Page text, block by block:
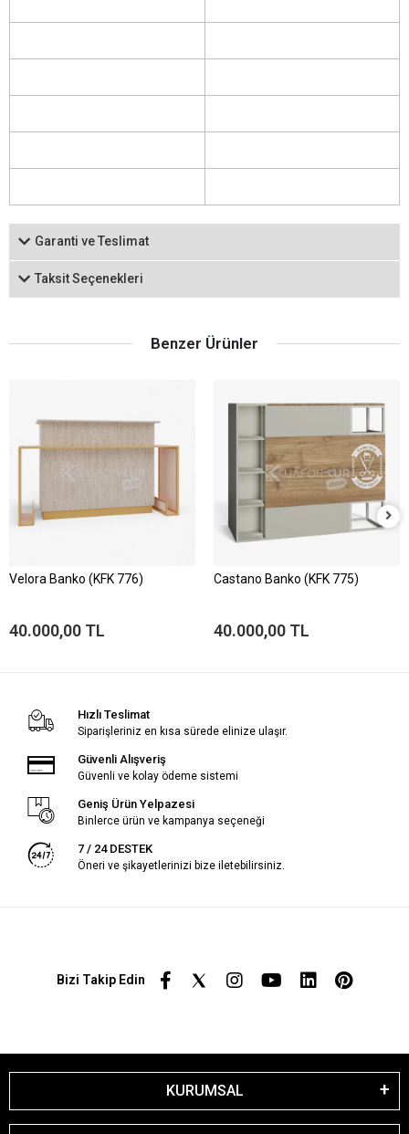
Garanti ve Teslimat
Taksit Seçenekleri
Benzer Ürünler
Velora Banko (KFK 776)
40.000,00 TL
Castano Banko (KFK 775)
40.000,00 TL
Hızlı Teslimat
Siparişleriniz en kısa sürede elinize ulaşır.
Güvenli Alışveriş
Güvenli ve kolay ödeme sistemi
Geniş Ürün Yelpazesi
Binlerce ürün ve kampanya seçeneği
7 / 24 DESTEK
Öneri ve şikayetlerinizi bize iletebilirsiniz.
Bizi Takip Edin
KURUMSAL